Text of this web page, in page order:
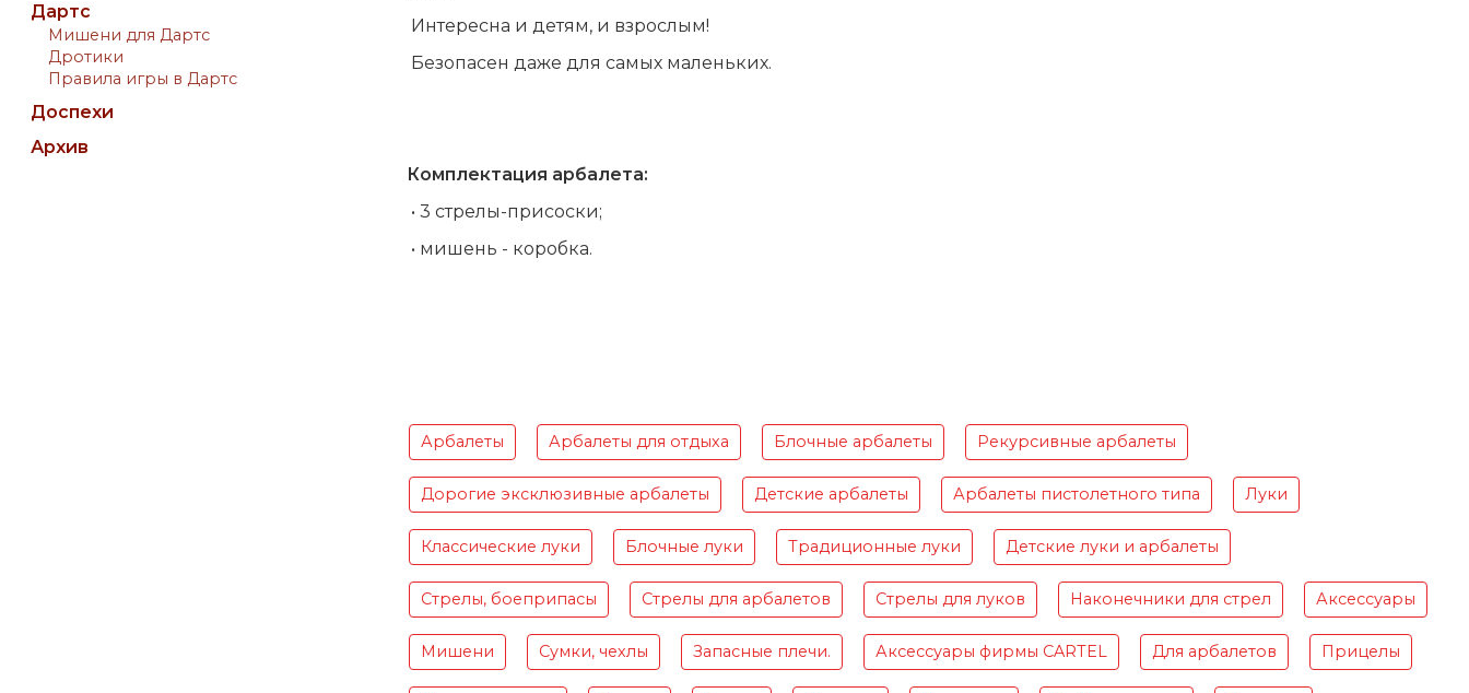
Дартс
Мишени для Дартс
Дротики
Правила игры в Дартс
Доспехи
Архив
Интересна и детям, и взрослым!
Безопасен даже для самых маленьких.
Комплектация арбалета:
• 3 стрелы-присоски;
• мишень - коробка.
Арбалеты Арбалеты для отдыха Блочные арбалеты Рекурсивные арбалеты
Дорогие эксклюзивные арбалеты Детские арбалеты Арбалеты пистолетного типа Луки
Классические луки Блочные луки Традиционные луки Детские луки и арбалеты
Стрелы, боеприпасы Стрелы для арбалетов Стрелы для луков Наконечники для стрел Аксессуары
Мишени Сумки, чехлы Запасные плечи. Аксессуары фирмы CARTEL Для арбалетов Прицелы